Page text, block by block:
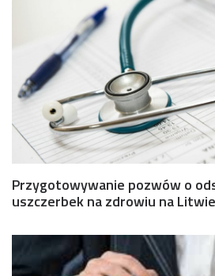
Przygotowywanie pozwów o
uszczerbek na zdrowiu na Litwie